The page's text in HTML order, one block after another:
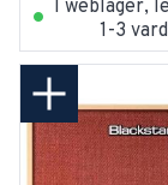
I weblager,
1-3